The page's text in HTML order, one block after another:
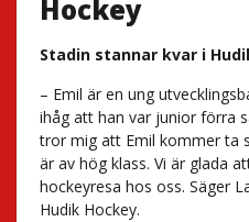
Hockey
Stadin stannar kvar i
– Emil är en ung
ihåg att han var junior förra
tror mig att Emil kommer ta
är av hög klass. Vi är glada
hockeyresa hos oss. Säger
Hudik Hockey.